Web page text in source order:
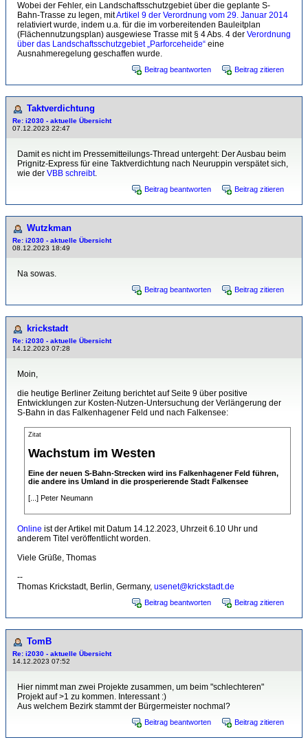
Wobei der Fehler, ein Landschaftsschutzgebiet über die geplante S-
Bahn-Trasse zu legen, mitArtikel 9 der Verordnung vom 29. Januar 2014
relativiert wurde, indem u.a. für die im vorbereitenden Bauleitplan
(Flächennutzungsplan) ausgewiese Trasse mit § 4 Abs. 4 der Verordnung
über das Landschaftsschutzgebiet „Parforceheide“ eine
Ausnahmeregelung geschaffen wurde.
Beitrag beantworten Beitrag zitieren
Taktverdichtung
Re: i2030 - aktuelle Übersicht
07.12.2023 22:47
Damit es nicht im Pressemitteilungs-Thread untergeht: Der Ausbau beim
Prignitz-Express für eine Taktverdichtung nach Neuruppin verspätet sich,
wie der VBB schreibt.
Beitrag beantworten Beitrag zitieren
Wutzkman
Re: i2030 - aktuelle Übersicht
08.12.2023 18:49
Na sowas.
Beitrag beantworten Beitrag zitieren
krickstadt
Re: i2030 - aktuelle Übersicht
14.12.2023 07:28
Moin,
die heutige Berliner Zeitung berichtet auf Seite 9 über positive
Entwicklungen zur Kosten-Nutzen-Untersuchung der Verlängerung der
S-Bahn in das Falkenhagener Feld und nach Falkensee:
Zitat
Wachstum im Westen
Eine der neuen S-Bahn-Strecken wird ins Falkenhagener Feld führen,
die andere ins Umland in die prosperierende Stadt Falkensee
[...] Peter Neumann
Online ist der Artikel mit Datum 14.12.2023, Uhrzeit 6.10 Uhr und
anderem Titel veröffentlicht worden.
Viele Grüße, Thomas
--
Thomas Krickstadt, Berlin, Germany, usenet@krickstadt.de
Beitrag beantworten Beitrag zitieren
TomB
Re: i2030 - aktuelle Übersicht
14.12.2023 07:52
Hier nimmt man zwei Projekte zusammen, um beim "schlechteren"
Projekt auf >1 zu kommen. Interessant :)
Aus welchem Bezirk stammt der Bürgermeister nochmal?
Beitrag beantworten Beitrag zitieren